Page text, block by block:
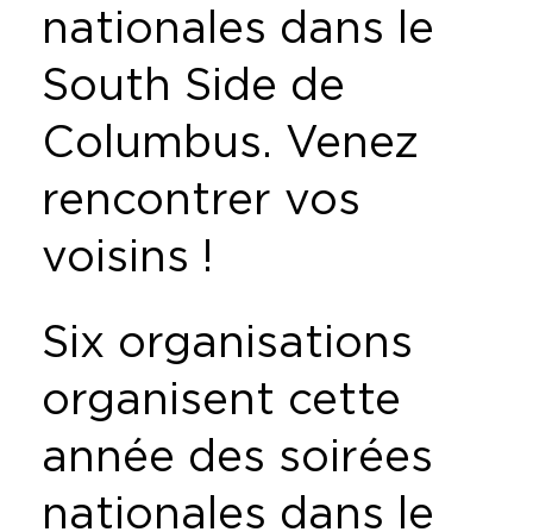
nationales dans le
South Side de
Columbus. Venez
rencontrer vos
voisins !
Six organisations
organisent cette
année des soirées
nationales dans le